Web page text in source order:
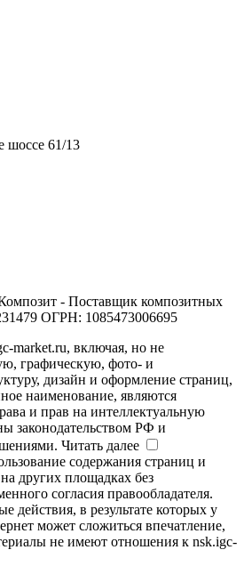
шоссе 61/13
- Поставщик композитных
ОГРН: 1085473006695
market.ru, включая, но не
графическую, фото- и
дизайн и оформление страниц,
наименование, являются
и прав на интеллектуальную
законодательством РФ и
Читать далее
содержания страниц и
других площадках без
согласия правообладателя.
действия, в результате которых у
может сложиться впечатление,
не имеют отношения к nsk.igc-